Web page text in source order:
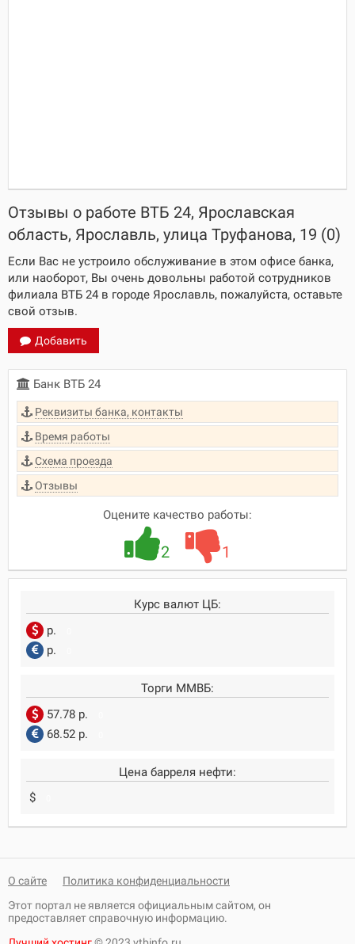
Отзывы о работе ВТБ 24, Ярославская
область, Ярославль, улица Труфанова, 19 (0)
Если Вас не устроило обслуживание в этом офисе банка,
или наоборот, Вы очень довольны работой сотрудников
филиала ВТБ 24 в городе Ярославль, пожалуйста, оставьте
свой отзыв.
Добавить
Банк ВТБ 24
Реквизиты банка, контакты
Время работы
Схема проезда
Отзывы
Оцените качество работы:
2 1
Курс валют ЦБ:
р.
р.
Торги ММВБ:
57.78 р.
68.52 р.
Цена барреля нефти:
$
О сайте
Политика конфиденциальности
Этот портал не является официальным сайтом, он
предоставляет справочную информацию.